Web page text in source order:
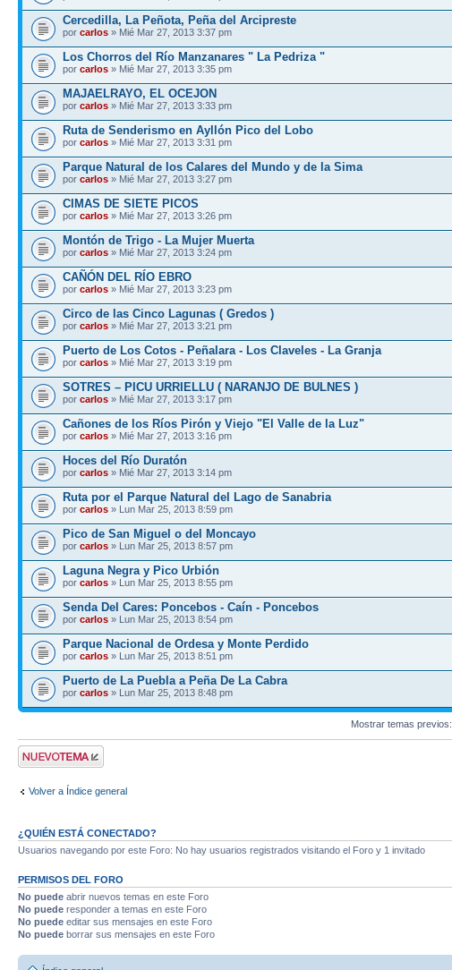
Cercedilla, La Peñota, Peña del Arcipreste
por carlos » Mié Mar 27, 2013 3:37 pm
Los Chorros del Río Manzanares " La Pedriza "
por carlos » Mié Mar 27, 2013 3:35 pm
MAJAELRAYO, EL OCEJON
por carlos » Mié Mar 27, 2013 3:33 pm
Ruta de Senderismo en Ayllón Pico del Lobo
por carlos » Mié Mar 27, 2013 3:31 pm
Parque Natural de los Calares del Mundo y de la Sima
por carlos » Mié Mar 27, 2013 3:27 pm
CIMAS DE SIETE PICOS
por carlos » Mié Mar 27, 2013 3:26 pm
Montón de Trigo - La Mujer Muerta
por carlos » Mié Mar 27, 2013 3:24 pm
CAÑÓN DEL RÍO EBRO
por carlos » Mié Mar 27, 2013 3:23 pm
Circo de las Cinco Lagunas ( Gredos )
por carlos » Mié Mar 27, 2013 3:21 pm
Puerto de Los Cotos - Peñalara - Los Claveles - La Granja
por carlos » Mié Mar 27, 2013 3:19 pm
SOTRES – PICU URRIELLU ( NARANJO DE BULNES )
por carlos » Mié Mar 27, 2013 3:17 pm
Cañones de los Ríos Pirón y Viejo "El Valle de la Luz"
por carlos » Mié Mar 27, 2013 3:16 pm
Hoces del Río Duratón
por carlos » Mié Mar 27, 2013 3:14 pm
Ruta por el Parque Natural del Lago de Sanabria
por carlos » Lun Mar 25, 2013 8:59 pm
Pico de San Miguel o del Moncayo
por carlos » Lun Mar 25, 2013 8:57 pm
Laguna Negra y Pico Urbión
por carlos » Lun Mar 25, 2013 8:55 pm
Senda Del Cares: Poncebos - Caín - Poncebos
por carlos » Lun Mar 25, 2013 8:54 pm
Parque Nacional de Ordesa y Monte Perdido
por carlos » Lun Mar 25, 2013 8:51 pm
Puerto de La Puebla a Peña De La Cabra
por carlos » Lun Mar 25, 2013 8:48 pm
Mostrar temas previos:
Publicar un nuevo
tema
Volver a Índice general
¿QUIÉN ESTÁ CONECTADO?
Usuarios navegando por este Foro: No hay usuarios registrados visitando el Foro y 1 invitado
PERMISOS DEL FORO
No puede abrir nuevos temas en este Foro
No puede responder a temas en este Foro
No puede editar sus mensajes en este Foro
No puede borrar sus mensajes en este Foro